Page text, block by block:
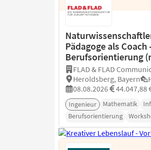
Pädagoge als Coach
Berufsorientierung
FLAD & FLAD
Heroldsberg, Bayern
08.08.2026
44.047,88
Ingenieur Mathematik
Berufsorientierung